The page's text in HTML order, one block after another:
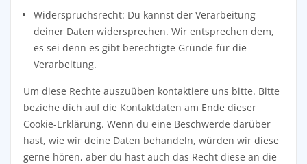
Widerspruchsrecht: Du kannst der Verarbeitung
deiner Daten widersprechen. Wir entsprechen dem,
es sei denn es gibt berechtigte Gründe für die
Verarbeitung.
Um diese Rechte auszuüben kontaktiere uns bitte. Bitte
beziehe dich auf die Kontaktdaten am Ende dieser
Cookie-Erklärung. Wenn du eine Beschwerde darüber
hast, wie wir deine Daten behandeln, würden wir diese
gerne hören, aber du hast auch das Recht diese an die